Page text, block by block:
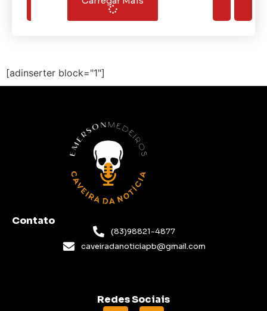
[adinserter block="1"]
Contato
(83)98821-4877
caveiradanoticiapb@gmail.com
Redes Sociais